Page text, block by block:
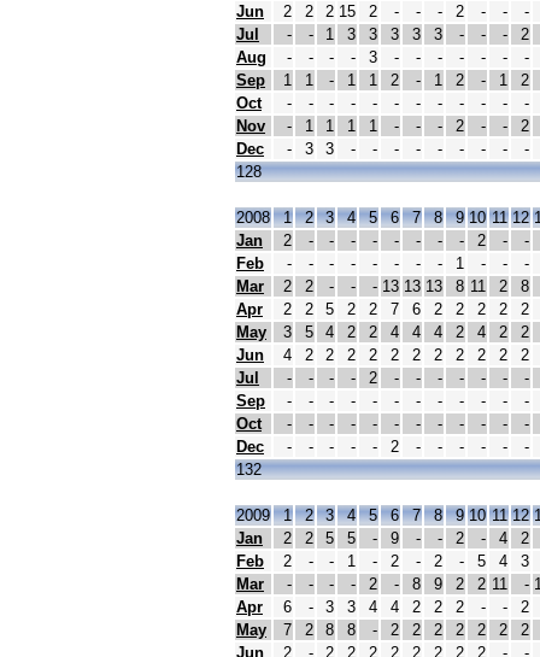
Jun
2 2 2 15 2 - - - 2 - -
-
Jul
- - 1 3 3 3 3 3 - - -
2
Aug
- - - - 3 - - - - - -
-
Sep
1 1 - 1 1 2 - 1 2 - 1
2
Oct
- - - - - - - - - - -
-
Nov
- 1 1 1 1 - - - 2 - -
2
Dec
- 3 3 - - - - - - - -
-
128
2008 1 2 3 4 5 6 7 8 9 10 11 12
Jan
2 - - - - - - - - 2 -
-
Feb
- - - - - - - - 1 - -
-
Mar
2 2 - - - 13 13 13 8 11 2
8
Apr
2 2 5 2 2 7 6 2 2 2 2
2
May
3 5 4 2 2 4 4 4 2 4 2
2
Jun
4 2 2 2 2 2 2 2 2 2 2
2
Jul
- - - - 2 - - - - - -
-
Sep
- - - - - - - - - - -
-
Oct
- - - - - - - - - - -
-
Dec
- - - - - 2 - - - - -
-
132
2009 1 2 3 4 5 6 7 8 9 10 11 12
Jan
2 2 5 5 - 9 - - 2 - 4
2
Feb
2 - - 1 - 2 - 2 - 5 4
3
Mar
- - - - 2 - 8 9 2 2 11 -
Apr
6 - 3 3 4 4 2 2 2 - -
2
May
7 2 8 8 - 2 2 2 2 2 2
2
Jun
2 - 2 2 2 2 2 2 2 2 -
-